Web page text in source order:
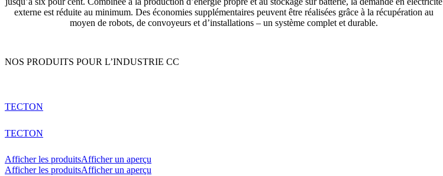
externe est réduite au minimum. Des économies supplémentaires peuvent être réalisées grâce à la récupération au
moyen de robots, de convoyeurs et d’installations – un système complet et durable.
NOS PRODUITS POUR L’INDUSTRIE CC
TECTON
TECTON
Afficher les produitsAfficher un aperçu
Afficher les produitsAfficher un aperçu